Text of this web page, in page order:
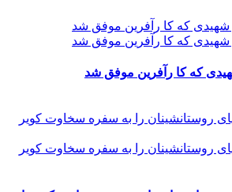
که کا رآفرین موفق شد